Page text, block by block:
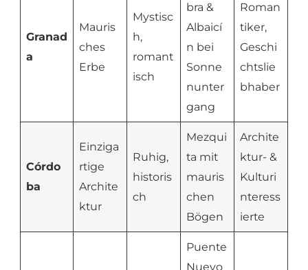
Granad
a
Mauris
ches
Erbe
Mystisc
h,
romant
isch
bra &
Albaicí
n bei
Sonne
nunter
gang
Roman
tiker,
Geschi
chtslie
bhaber
Córdo
ba
Einziga
rtige
Archite
ktur
Ruhig,
historis
ch
Mezqui
ta mit
mauris
chen
Bögen
Archite
ktur- &
Kulturi
nteress
ierte
Puente
Nuevo